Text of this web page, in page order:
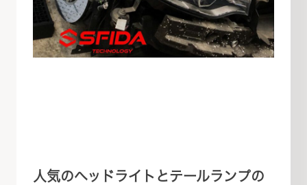
人気のヘッドライトとテールランプの